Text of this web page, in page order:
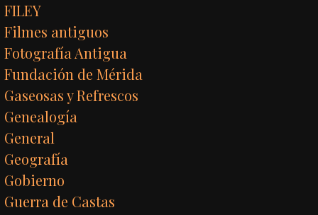
FILEY
Filmes antiguos
Fotografía Antigua
Fundación de Mérida
Gaseosas y Refrescos
Genealogía
General
Geografía
Gobierno
Guerra de Castas